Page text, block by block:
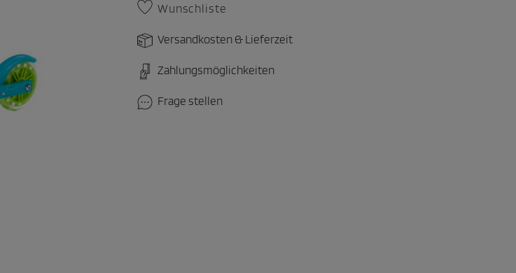
Wunschliste
Versandkosten & Lieferzeit
Zahlungsmöglichkeiten
Frage stellen